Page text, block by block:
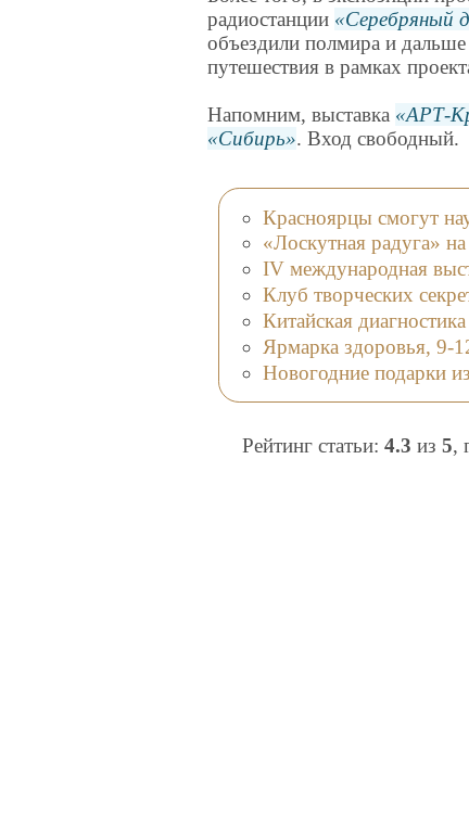
радиостанции
Серебряный
объездили полмира и
путешествия в рамках
Напомним, выставка АРТ-
Сибирь . Вход свободный.
Красноярцы смогут
«Лоскутная радуга»
IV международная
Клуб творческих
Китайская
Ярмарка здоровья, 9-
Новогодние подарки
Рейтинг статьи:4.3 из5,